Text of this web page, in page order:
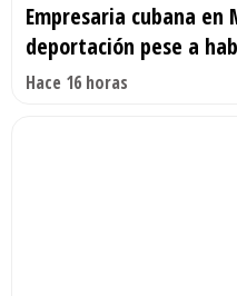
Empresaria cubana
deportación pese a
Hace 16 horas